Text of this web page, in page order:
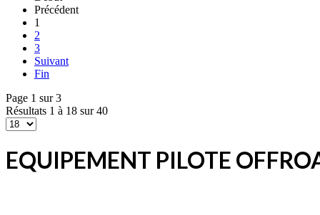
Précédent
1
2
3
Suivant
Fin
Page 1 sur 3
Résultats 1 à 18 sur 40
EQUIPEMENT PILOTE